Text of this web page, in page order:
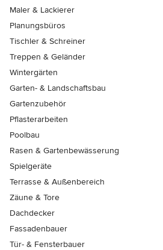
Maler & Lackierer
Planungsbüros
Tischler & Schreiner
Treppen & Geländer
Wintergärten
Garten- & Landschaftsbau
Gartenzubehör
Pflasterarbeiten
Poolbau
Rasen & Gartenbewässerung
Spielgeräte
Terrasse & Außenbereich
Zäune & Tore
Dachdecker
Fassadenbauer
Tür- & Fensterbauer